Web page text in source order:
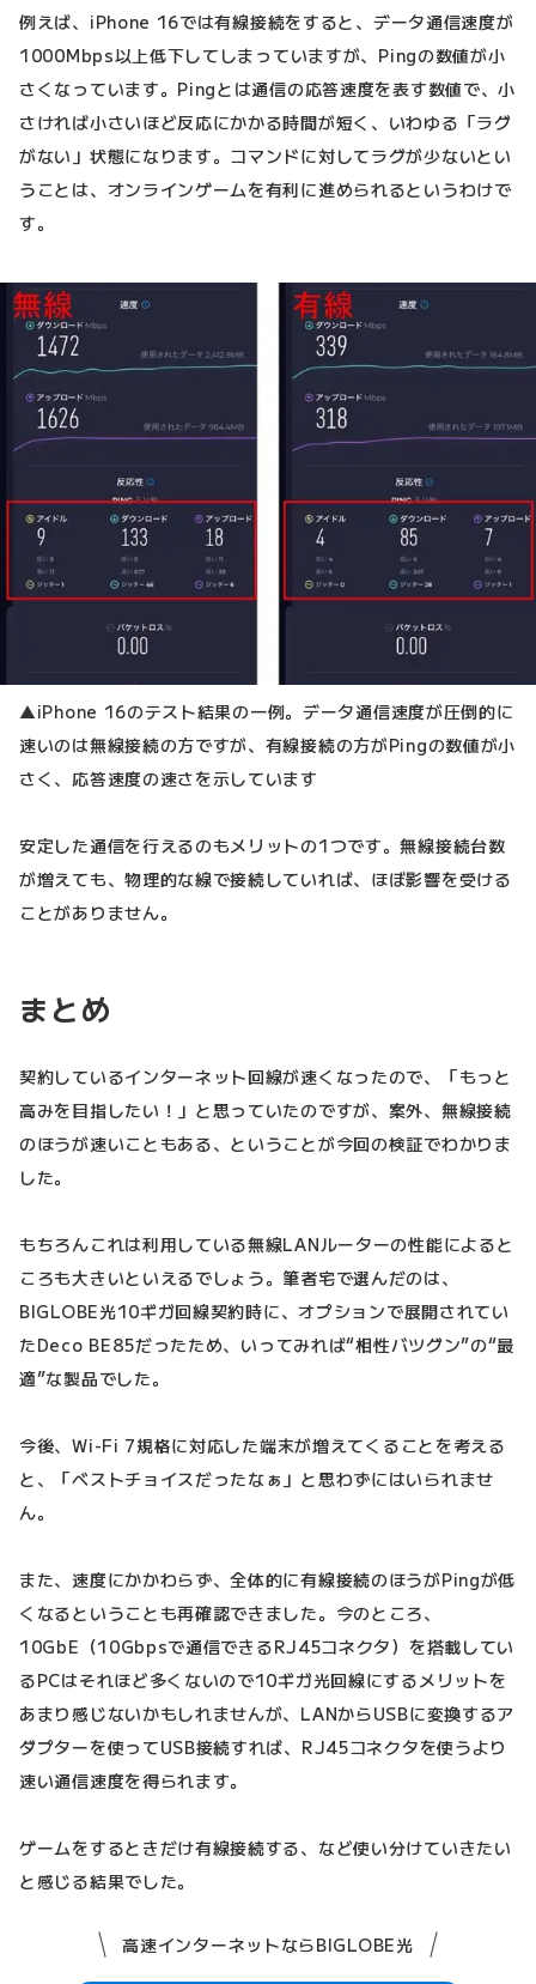
例えば、iPhone 16では有線接続をすると、データ通信速度が
1000Mbps以上低下してしまっていますが、Pingの数値が小
さくなっています。Pingとは通信の応答速度を表す数値で、小
さければ小さいほど反応にかかる時間が短く、いわゆる「ラグ
がない」状態になります。コマンドに対してラグが少ないとい
うことは、オンラインゲームを有利に進められるというわけで
す。
▲iPhone 16のテスト結果の一例。データ通信速度が圧倒的に
速いのは無線接続の方ですが、有線接続の方がPingの数値が小
さく、応答速度の速さを示しています
安定した通信を行えるのもメリットの1つです。無線接続台数
が増えても、物理的な線で接続していれば、ほぼ影響を受ける
ことがありません。
まとめ
契約しているインターネット回線が速くなったので、「もっと
高みを目指したい！」と思っていたのですが、案外、無線接続
のほうが速いこともある、ということが今回の検証でわかりま
した。
もちろんこれは利用している無線LANルーターの性能によると
ころも大きいといえるでしょう。筆者宅で選んだのは、
BIGLOBE光10ギガ回線契約時に、オプションで展開されてい
たDeco BE85だったため、いってみれば“相性バツグン”の“最
適”な製品でした。
今後、Wi-Fi 7規格に対応した端末が増えてくることを考える
と、「ベストチョイスだったなぁ」と思わずにはいられませ
ん。
また、速度にかかわらず、全体的に有線接続のほうがPingが低
くなるということも再確認できました。今のところ、
10GbE（10Gbpsで通信できるRJ45コネクタ）を搭載してい
るPCはそれほど多くないので10ギガ光回線にするメリットを
あまり感じないかもしれませんが、LANからUSBに変換するア
ダプターを使ってUSB接続すれば、RJ45コネクタを使うより
速い通信速度を得られます。
ゲームをするときだけ有線接続する、など使い分けていきたい
と感じる結果でした。
高速インターネットならBIGLOBE光